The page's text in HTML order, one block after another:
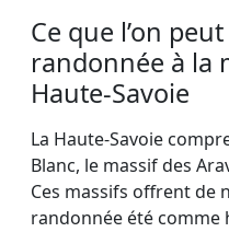
Ce que l’on
randonnée à la
Haute-Savoie
La Haute-Savoie
Blanc, le massif des
Ces massifs offrent de
randonnée été comme